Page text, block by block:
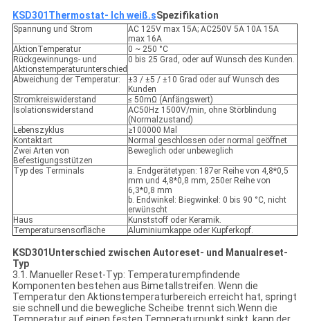
KSD301 Thermostat- Ich weiß.sSpezifikation
Spannung und Strom
AC 125V max 15A; AC250V 5A 10A 15A
max 16A
AktionTemperatur
0 ~ 250 °C
Rückgewinnungs- und
Aktionstemperaturunterschied
0 bis 25 Grad, oder auf Wunsch des Kunden.
Abweichung der Temperatur:
±3 / ±5 / ±10 Grad oder auf Wunsch des
Kunden
Stromkreiswiderstand
≤ 50mΩ (Anfängswert)
Isolationswiderstand
AC50Hz 1500V/min, ohne Störblindung
(Normalzustand)
Lebenszyklus
≥100000 Mal
Kontaktart
Normal geschlossen oder normal geöffnet
Zwei Arten von
Befestigungsstützen
Beweglich oder unbeweglich
Typ des Terminals
a. Endgerätetypen: 187er Reihe von 4,8*0,5
mm und 4,8*0,8 mm, 250er Reihe von
6,3*0,8 mm
b. Endwinkel: Biegwinkel: 0 bis 90 °C, nicht
erwünscht
Haus
Kunststoff oder Keramik.
Temperatursensorfläche
Aluminiumkappe oder Kupferkopf.
KSD301 Unterschied zwischen Autoreset- und Manualreset-
Typ
3.1. Manueller Reset-Typ: Temperaturempfindende
Komponenten bestehen aus Bimetallstreifen. Wenn die
Temperatur den Aktionstemperaturbereich erreicht hat, springt
sie schnell und die bewegliche Scheibe trennt sich.Wenn die